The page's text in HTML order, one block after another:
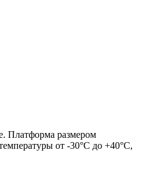
Платформа размером
от -30°C до +40°C,